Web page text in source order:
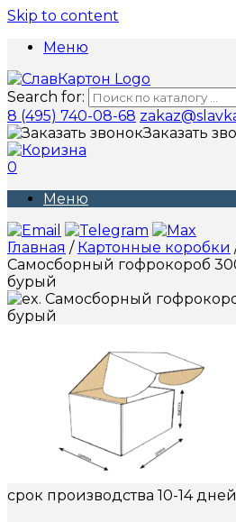
Skip to content
Меню
Search for:
8 (495) 740-08-68
Заказать
0
Меню
Главная / Картонные коробки
Самосборный гофрокороб
бурый
срок производства 10-14 дней